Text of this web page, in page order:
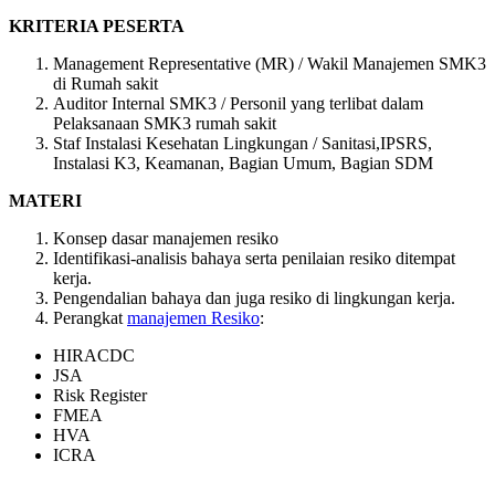
KRITERIA PESERTA
Management Representative (MR) / Wakil Manajemen SMK3
di Rumah sakit
Auditor Internal SMK3 / Personil yang terlibat dalam
Pelaksanaan SMK3 rumah sakit
Staf Instalasi Kesehatan Lingkungan / Sanitasi,IPSRS,
Instalasi K3, Keamanan, Bagian Umum, Bagian SDM
MATERI
Konsep dasar manajemen resiko
Identifikasi-analisis bahaya serta penilaian resiko ditempat
kerja.
Pengendalian bahaya dan juga resiko di lingkungan kerja.
Perangkat manajemen Resiko:
HIRACDC
JSA
Risk Register
FMEA
HVA
ICRA